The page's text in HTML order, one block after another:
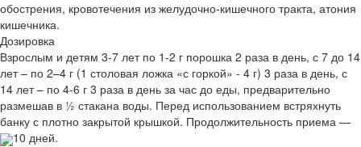
обострения, кровотечения из желудочно-кишечного тракта, атония
кишечника.
Дозировка
Взрослым и детям 3-7 лет по 1-2 г порошка 2 раза в день, с 7 до 14
лет – по 2–4 г (1 столовая ложка «с горкой» - 4 г) 3 раза в день, с
14 лет – по 4-6 г 3 раза в день за час до еды, предварительно
размешав в ½ стакана воды. Перед использованием встряхнуть
банку с плотно закрытой крышкой. Продолжительность приема —
7–10 дней.